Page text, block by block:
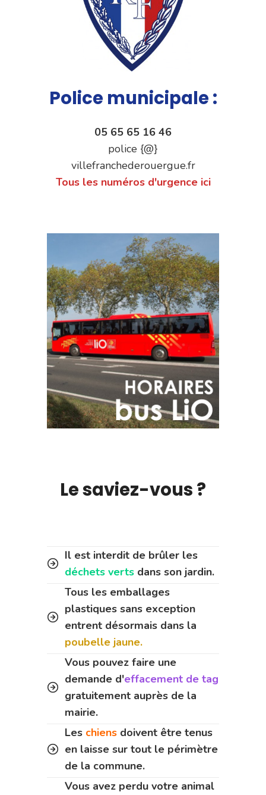
Police municipale :
05 65 65 16 46
police {@}
villefranchederouergue.fr
Tous les numéros d'urgence ici
Le saviez-vous ?
Il est interdit de brûler les
déchets verts dans son jardin.
Tous les emballages
plastiques sans exception
entrent désormais dans la
poubelle jaune.
Vous pouvez faire une
demande d'effacement de tag
gratuitement auprès de la
mairie.
Les chiens doivent être tenus
en laisse sur tout le périmètre
de la commune.
Vous avez perdu votre animal